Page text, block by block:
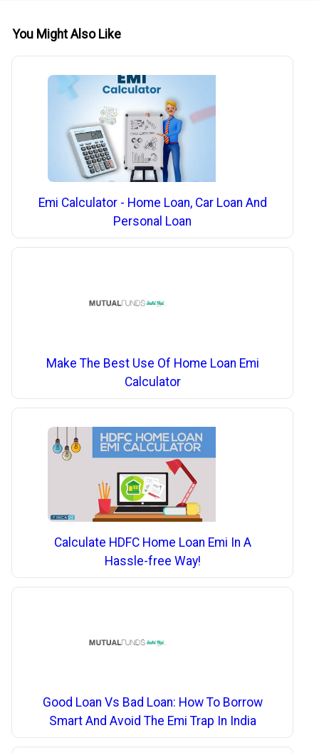
You Might Also Like
Emi Calculator - Home Loan, Car Loan And
Personal Loan
Make The Best Use Of Home Loan Emi
Calculator
Calculate HDFC Home Loan Emi In A
Hassle-free Way!
Good Loan Vs Bad Loan: How To Borrow
Smart And Avoid The Emi Trap In India